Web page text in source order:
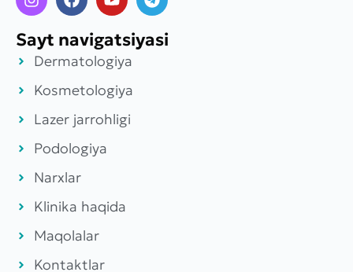
Sayt navigatsiyasi
Dermatologiya
Kosmetologiya
Lazer jarrohligi
Podologiya
Narxlar
Klinika haqida
Maqolalar
Kontaktlar